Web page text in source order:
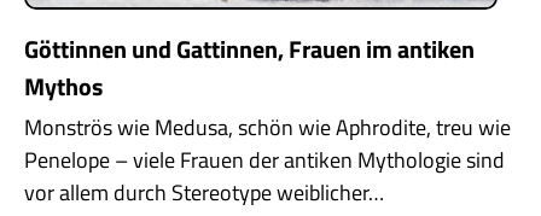
Göttinnen und Gattinnen, Frauen im antiken
Mythos
Monströs wie Medusa, schön wie Aphrodite, treu wie
Penelope – viele Frauen der antiken Mythologie sind
vor allem durch Stereotype weiblicher…